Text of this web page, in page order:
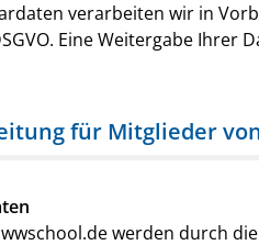
verarbeiten wir in
Eine Weitergabe
für Mitglieder
werden durch